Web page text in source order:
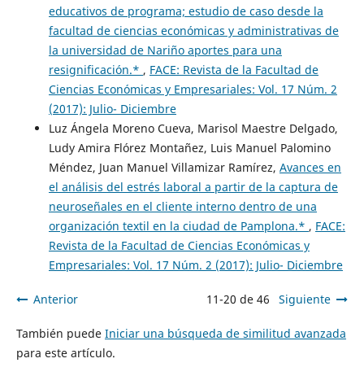
educativos de programa; estudio de caso desde la
facultad de ciencias económicas y administrativas de
la universidad de Nariño aportes para una
resignificación.* , FACE: Revista de la Facultad de
Ciencias Económicas y Empresariales: Vol. 17 Núm. 2
(2017): Julio- Diciembre
Luz Ángela Moreno Cueva, Marisol Maestre Delgado,
Ludy Amira Flórez Montañez, Luis Manuel Palomino
Méndez, Juan Manuel Villamizar Ramírez, Avances en
el análisis del estrés laboral a partir de la captura de
neuroseñales en el cliente interno dentro de una
organización textil en la ciudad de Pamplona.* , FACE:
Revista de la Facultad de Ciencias Económicas y
Empresariales: Vol. 17 Núm. 2 (2017): Julio- Diciembre
Anterior 11-20 de 46 Siguiente
También puede Iniciar una búsqueda de similitud avanzada
para este artículo.